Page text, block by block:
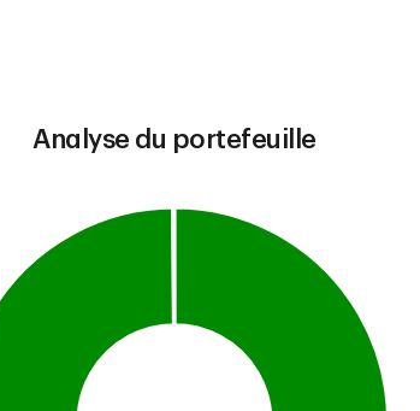
Analyse du portefeuille